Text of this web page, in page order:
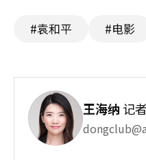
#袁和平 #电影
王海纳 记者